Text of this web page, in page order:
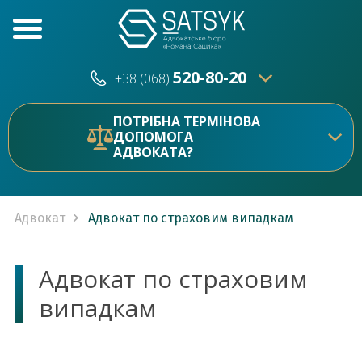
+38 (068) 520-80-20
520-80-20
ПОТРІБНА ТЕРМІНОВА
ДОПОМОГА
АДВОКАТА?
Адвокат Адвокат по страховим випадкам
Адвокат по страховим
випадкам